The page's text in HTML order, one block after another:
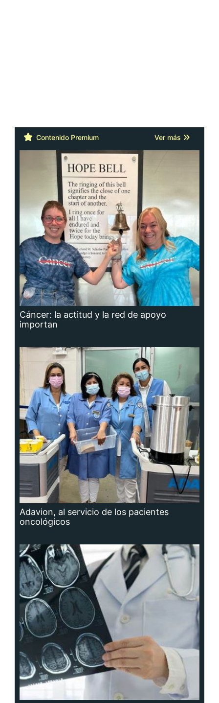
Contenido Premium Ver más
Cáncer: la actitud y la red de apoyo
importan
Adavion, al servicio de los pacientes
oncológicos